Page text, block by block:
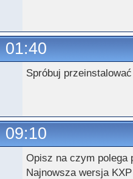
01:40
Spróbuj
09:10
Opisz na czym polega
Najnowsza wersja